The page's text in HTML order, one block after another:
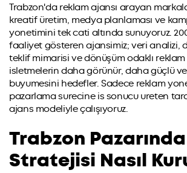
Trabzon'da reklam ajansı arayan
kreatif üretim, medya planlaması ve
yonetimini tek cati altında sunuyoruz.
faaliyet gösteren ajansimiz; veri analizi,
teklif mimarisi ve dönüşüm odaklı
isletmelerin daha görünür, daha güçlü
buyumesini hedefler. Sadece reklam
pazarlama surecine is sonucu ureten
ajans modeliyle çalışıyoruz.
Trabzon
Stratejisi Nasıl